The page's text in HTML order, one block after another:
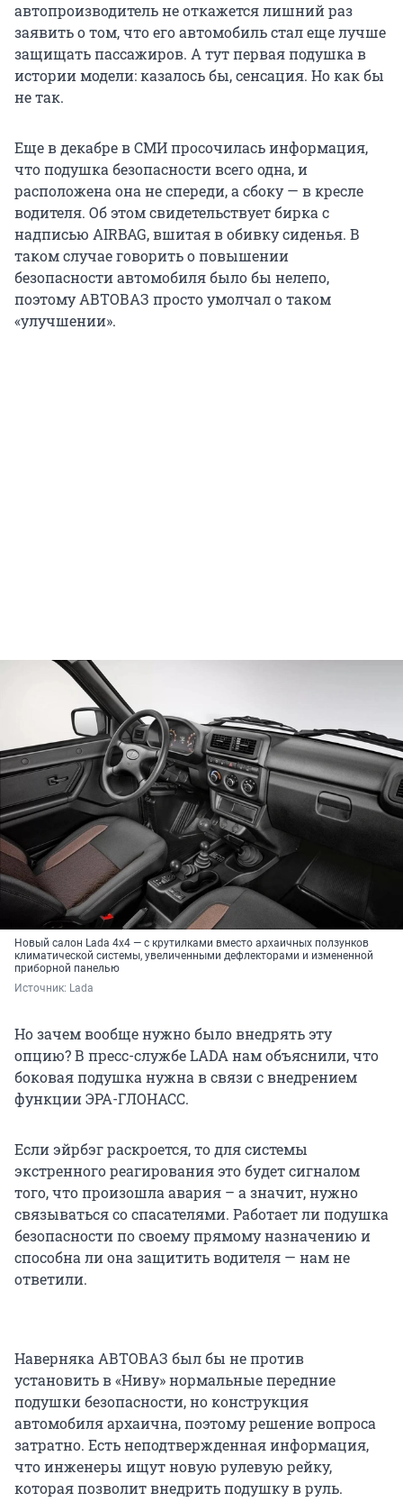
автопроизводитель не откажется лишний раз
заявить о том, что его автомобиль стал еще лучше
защищать пассажиров. А тут первая подушка в
истории модели: казалось бы, сенсация. Но как бы
не так.
Еще в декабре в СМИ просочилась информация,
что подушка безопасности всего одна, и
расположена она не спереди, а сбоку — в кресле
водителя. Об этом свидетельствует бирка с
надписью AIRBAG, вшитая в обивку сиденья. В
таком случае говорить о повышении
безопасности автомобиля было бы нелепо,
поэтому АВТОВАЗ просто умолчал о таком
«улучшении».
Новый салон Lada 4x4 — с крутилками вместо архаичных ползунков
климатической системы, увеличенными дефлекторами и измененной
приборной панелью
Источник: Lada
Но зачем вообще нужно было внедрять эту
опцию? В пресс-службе LADA нам объяснили, что
боковая подушка нужна в связи с внедрением
функции ЭРА-ГЛОНАСС.
Если эйрбэг раскроется, то для системы
экстренного реагирования это будет сигналом
того, что произошла авария – а значит, нужно
связываться со спасателями. Работает ли подушка
безопасности по своему прямому назначению и
способна ли она защитить водителя — нам не
ответили.
Наверняка АВТОВАЗ был бы не против
установить в «Ниву» нормальные передние
подушки безопасности, но конструкция
автомобиля архаична, поэтому решение вопроса
затратно. Есть неподтвержденная информация,
что инженеры ищут новую рулевую рейку,
которая позволит внедрить подушку в руль.